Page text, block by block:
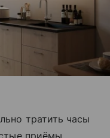
тратить часы